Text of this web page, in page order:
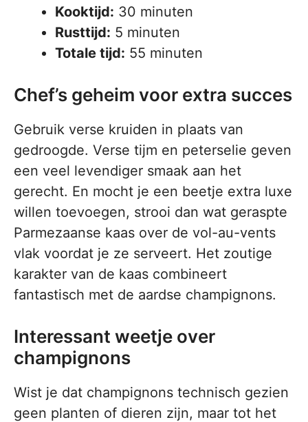
Kooktijd: 30 minuten
Rusttijd: 5 minuten
Totale tijd: 55 minuten
Chef’s geheim voor extra succes
Gebruik verse kruiden in plaats van
gedroogde. Verse tijm en peterselie geven
een veel levendiger smaak aan het
gerecht. En mocht je een beetje extra luxe
willen toevoegen, strooi dan wat geraspte
Parmezaanse kaas over de vol-au-vents
vlak voordat je ze serveert. Het zoutige
karakter van de kaas combineert
fantastisch met de aardse champignons.
Interessant weetje over
champignons
Wist je dat champignons technisch gezien
geen planten of dieren zijn, maar tot het